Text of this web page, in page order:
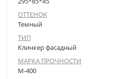
ОТТЕНОК
Темный
ТИП
Клинкер фасадный
МАРКА ПРОЧНОСТИ
М-400